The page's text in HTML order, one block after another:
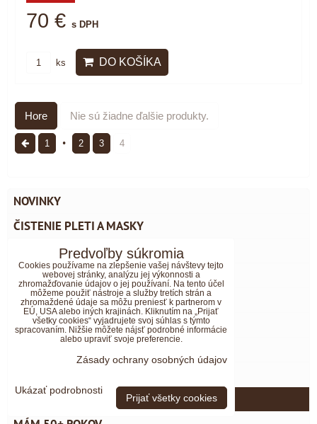
70 € s DPH
ks DO KOŠÍKA
Hore Nie sú žiadne ďalšie produkty.
1 2 3 4
NOVINKY
ČISTENIE PLETI A MASKY
PRÍPRAVKY NA VRÁSKY
PLEŤOVÁ SÉRA
NORMÁLNA A SUCHÁ PLEŤ
AKNÓZNA A MASTNÁ PLEŤ
MÁM 40+ ROKOV
Predvoľby súkromia
Cookies používame na zlepšenie vašej návštevy tejto
webovej stránky, analýzu jej výkonnosti a
zhromažďovanie údajov o jej používaní. Na tento účel
môžeme použiť nástroje a služby tretích strán a
zhromaždené údaje sa môžu preniesť k partnerom v
EÚ, USA alebo iných krajinách. Kliknutím na „Prijať
všetky cookies“ vyjadrujete svoj súhlas s týmto
spracovaním. Nižšie môžete nájsť podrobné informácie
alebo upraviť svoje preferencie.
Zásady ochrany osobných údajov
Ukázať podrobnosti
Prijať všetky cookies